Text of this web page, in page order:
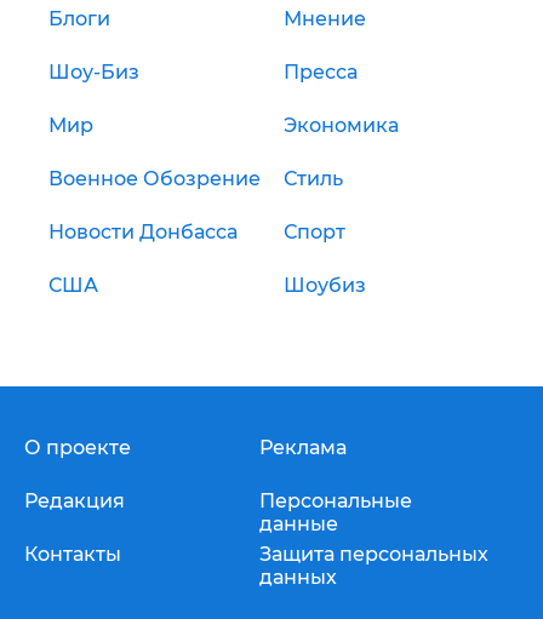
Блоги Мнение
Шоу-Биз Пресса
Мир Экономика
Военное Обозрение Стиль
Новости Донбасса Спорт
США Шоубиз
О проекте
Редакция
Контакты
Реклама
Персональные
данные
Защита персональных
данных